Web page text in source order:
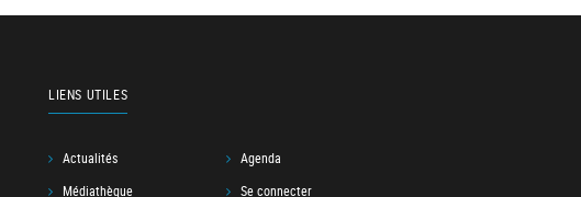
LIENS UTILES
Actualités
Agenda
Médiathèque
Se connecter